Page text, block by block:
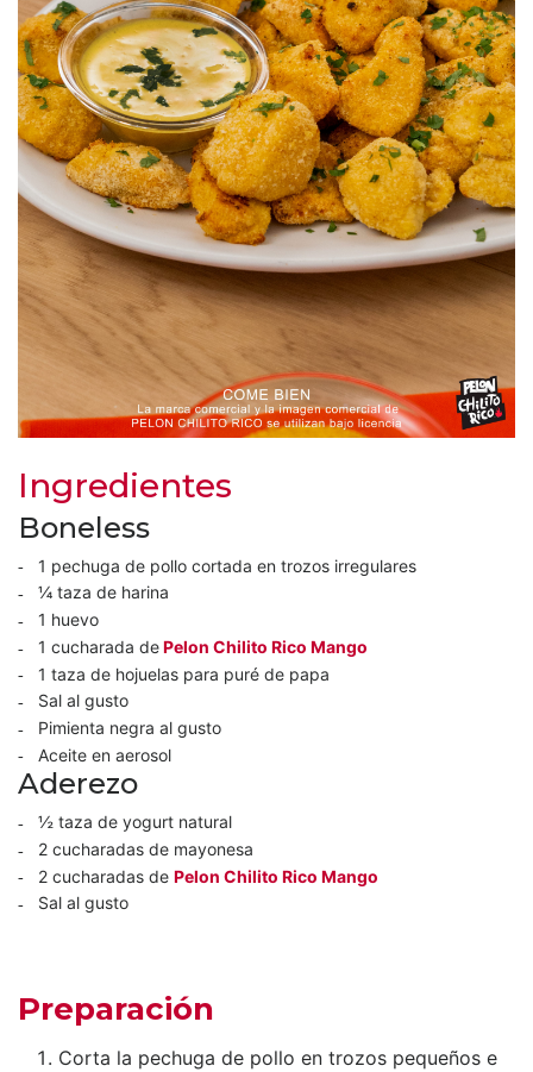
Ingredientes
Boneless
1 pechuga de pollo cortada en trozos irregulares
¼ taza de harina
1 huevo
1 cucharada dePelon Chilito Rico Mango
1 taza de hojuelas para puré de papa
Sal al gusto
Pimienta negra al gusto
Aceite en aerosol
Aderezo
½ taza de yogurt natural
2 cucharadas de mayonesa
2 cucharadas de Pelon Chilito Rico Mango
Sal al gusto
Preparación
Corta la pechuga de pollo en trozos pequeños e